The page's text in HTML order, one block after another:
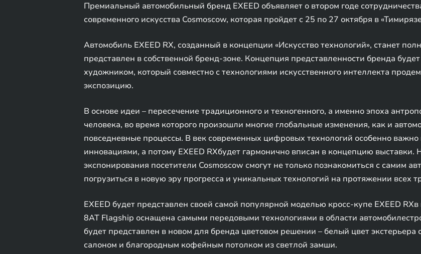
Премиальный автомобильный бренд EXEED объявляет о втором годе
современного искусства Cosmoscow, которая пройдет c 25 по 27 октября в
Автомобиль EXEED RX, созданный в концепции «Искусство технологий», станет
представлен в собственной бренд-зоне. Концепция представленности бренда
художником, который совместно с технологиями искусственного интеллекта
экспозицию.
В основе идеи – пересечение традиционного и техногенного, а именно эпоха
человека, во время которого произошли многие глобальные изменения, как и
повседневные процессы. В век современных цифровых технологий особенно
инновациями, а потому EXEED RXбудет гармонично вписан в концепцию выставки.
экспонирования посетители Cosmoscow смогут не только познакомиться с самим
погрузиться в новую эру прогресса и уникальных технологий на протяжении всех
EXEED будет представлен своей самой популярной моделью кросс-купе EXEED
8AT Flagship оснащена самыми передовыми технологиями в области
будет представлен в новом для бренда цветовом решении – белый цвет
салоном и благородным кофейным потолком из светлой замши.